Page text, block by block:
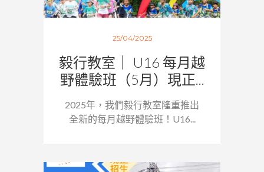
25/04/2025
毅行教室｜ U16 每月越
野體驗班（5月）現正...
2025年，我們毅行教室隆重推出
全新的每月越野體驗班！U16...